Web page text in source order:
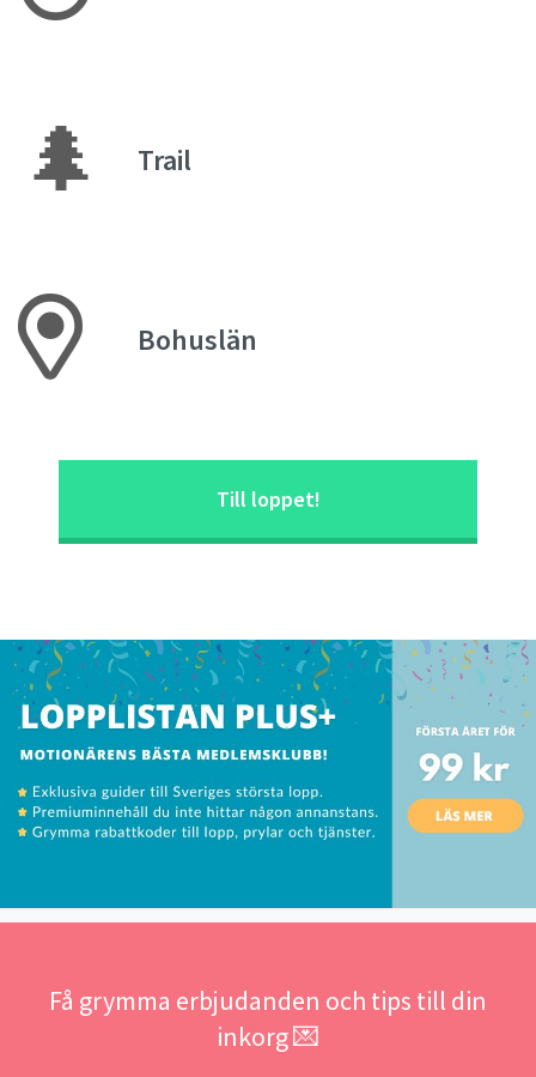
🌲 Trail
Bohuslän
Till loppet!
Få grymma erbjudanden och tips till din
inkorg 💌